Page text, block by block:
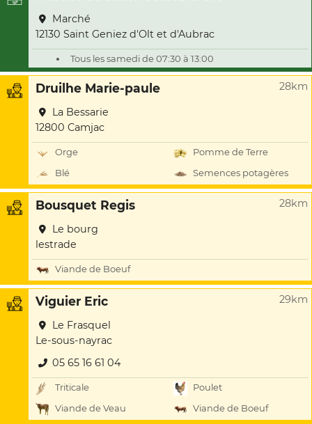
Marché
12130 Saint Geniez d'Olt et d'Aubrac
Tous les samedi de 07:30 à 13:00
Druilhe Marie-paule 28km
La Bessarie
12800 Camjac
Orge
Pomme de Terre
Blé
Semences potagères
Bousquet Regis 28km
Le bourg
lestrade
Viande de Boeuf
Viguier Eric 29km
Le Frasquel
Le-sous-nayrac
05 65 16 61 04
Triticale
Poulet
Viande de Veau
Viande de Boeuf